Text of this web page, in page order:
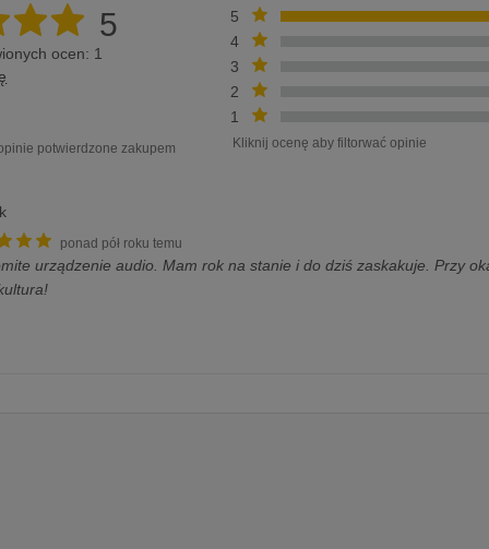
5
ocen: 1
potwierdzone zakupem
5
4
3
2
1
Kliknij ocenę aby filtorwać opinie
ponad pół roku temu
urządzenie audio. Mam rok na stanie i do dziś zaskakuje. Przy